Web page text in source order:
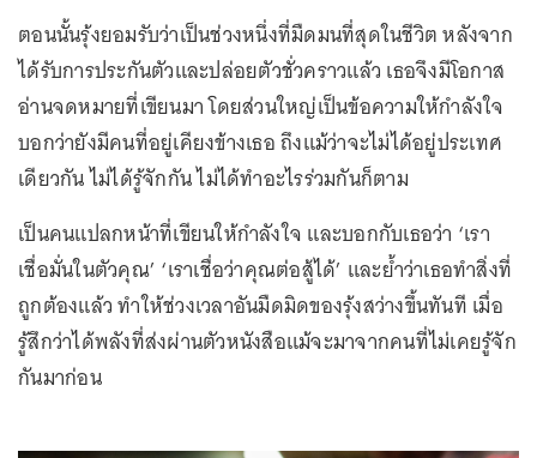
ตอนนั้นรุ้งยอมรับว่าเป็นช่วงหนึ่งที่มืดมนที่สุดในชีวิต หลังจาก
ได้รับการประกันตัวและปล่อยตัวชั่วคราวแล้ว เธอจึงมีโอกาส
อ่านจดหมายที่เขียนมา โดยส่วนใหญ่เป็นข้อความให้กำลังใจ
บอกว่ายังมีคนที่อยู่เคียงข้างเธอ ถึงแม้ว่าจะไม่ได้อยู่ประเทศ
เดียวกัน ไม่ได้รู้จักกัน ไม่ได้ทำอะไรร่วมกันก็ตาม
เป็นคนแปลกหน้าที่เขียนให้กำลังใจ และบอกกับเธอว่า ‘เรา
เชื่อมั่นในตัวคุณ’ ‘เราเชื่อว่าคุณต่อสู้ได้’ และย้ำว่าเธอทำสิ่งที่
ถูกต้องแล้ว ทำให้ช่วงเวลาอันมืดมิดของรุ้งสว่างขึ้นทันที เมื่อ
รู้สึกว่าได้พลังที่ส่งผ่านตัวหนังสือแม้จะมาจากคนที่ไม่เคยรู้จัก
กันมาก่อน